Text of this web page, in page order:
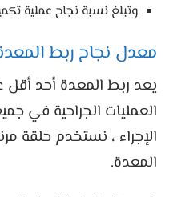
وتبلغ نسبة نجاح عملية
معدل نجاح ربط
يعد ربط المعدة أحد أقل
العمليات الجراحية في
الإجراء ، نستخدم حلقة
المعدة.